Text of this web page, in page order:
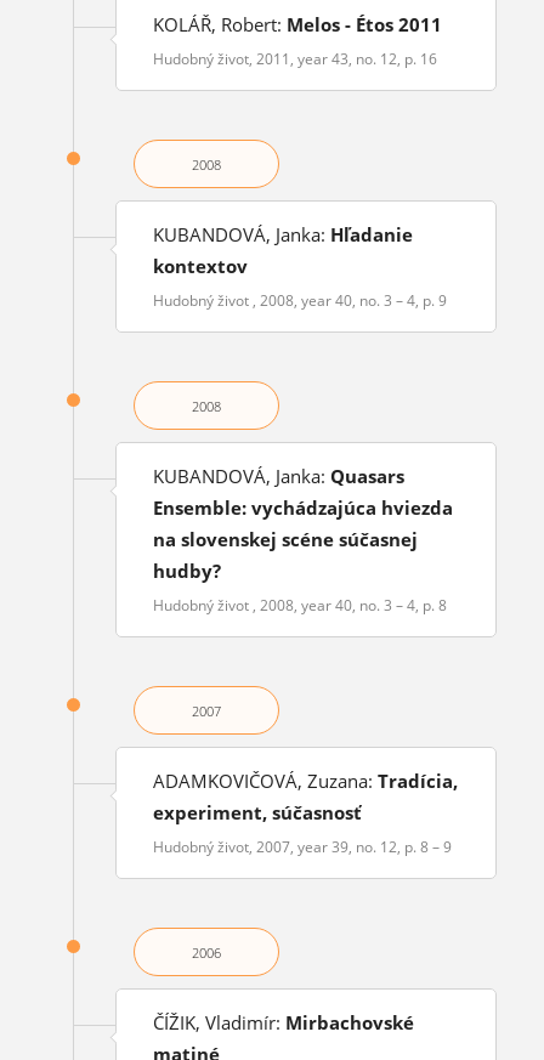
KOLÁŘ, Robert: Melos - Étos 2011
Hudobný život, 2011, year 43, no. 12, p. 16
2008
KUBANDOVÁ, Janka: Hľadanie
kontextov
Hudobný život , 2008, year 40, no. 3 – 4, p. 9
2008
KUBANDOVÁ, Janka: Quasars
Ensemble: vychádzajúca hviezda
na slovenskej scéne súčasnej
hudby?
Hudobný život , 2008, year 40, no. 3 – 4, p. 8
2007
ADAMKOVIČOVÁ, Zuzana: Tradícia,
experiment, súčasnosť
Hudobný život, 2007, year 39, no. 12, p. 8 – 9
2006
ČÍŽIK, Vladimír: Mirbachovské
matiné